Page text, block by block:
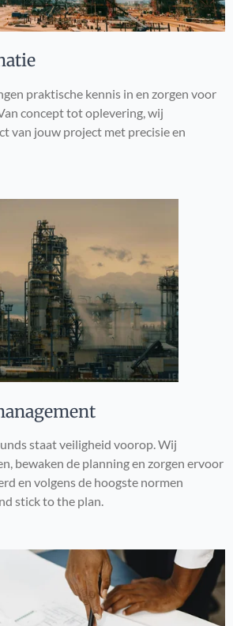
praktische kennis in en zorgen voor
concept tot oplevering, wij
van jouw project met precisie en
staat veiligheid voorop. Wij
bewaken de planning en zorgen ervoor
en volgens de hoogste normen
stick to the plan.